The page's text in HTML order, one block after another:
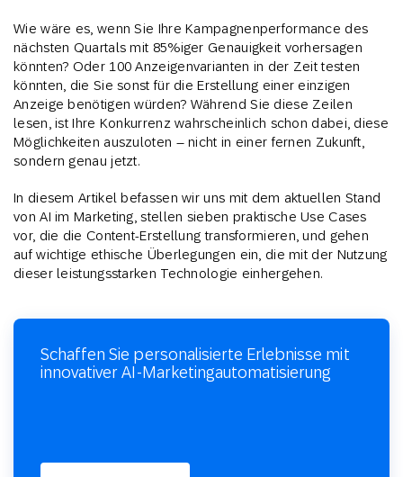
Wie wäre es, wenn Sie Ihre Kampagnenperformance des
nächsten Quartals mit 85%iger Genauigkeit vorhersagen
könnten? Oder 100 Anzeigenvarianten in der Zeit testen
könnten, die Sie sonst für die Erstellung einer einzigen
Anzeige benötigen würden? Während Sie diese Zeilen
lesen, ist Ihre Konkurrenz wahrscheinlich schon dabei, diese
Möglichkeiten auszuloten – nicht in einer fernen Zukunft,
sondern genau jetzt.
In diesem Artikel befassen wir uns mit dem aktuellen Stand
von AI im Marketing, stellen sieben praktische Use Cases
vor, die die Content-Erstellung transformieren, und gehen
auf wichtige ethische Überlegungen ein, die mit der Nutzung
dieser leistungsstarken Technologie einhergehen.
Schaffen Sie personalisierte Erlebnisse mit
innovativer AI-Marketingautomatisierung